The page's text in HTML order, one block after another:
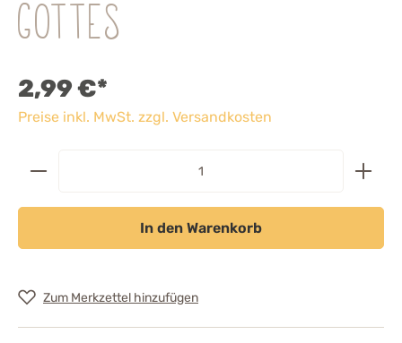
Gottes
2,99 €*
Preise inkl. MwSt. zzgl. Versandkosten
In den Warenkorb
Zum Merkzettel hinzufügen